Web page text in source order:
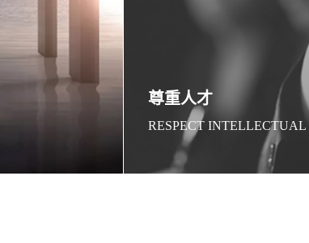
尊重人才
RESPECT INTELLECTUAL